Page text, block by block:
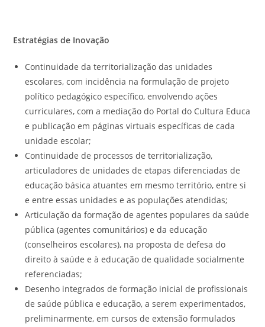
Estratégias de Inovação
Continuidade da territorialização das unidades
escolares, com incidência na formulação de projeto
político pedagógico específico, envolvendo ações
curriculares, com a mediação do Portal do Cultura Educa
e publicação em páginas virtuais específicas de cada
unidade escolar;
Continuidade de processos de territorialização,
articuladores de unidades de etapas diferenciadas de
educação básica atuantes em mesmo território, entre si
e entre essas unidades e as populações atendidas;
Articulação da formação de agentes populares da saúde
pública (agentes comunitários) e da educação
(conselheiros escolares), na proposta de defesa do
direito à saúde e à educação de qualidade socialmente
referenciadas;
Desenho integrados de formação inicial de profissionais
de saúde pública e educação, a serem experimentados,
preliminarmente, em cursos de extensão formulados